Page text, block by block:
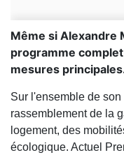
Même si Alexandre
programme
mesures
Sur l'ensemble de
rassemblement de la
logement, des
écologique. Actuel